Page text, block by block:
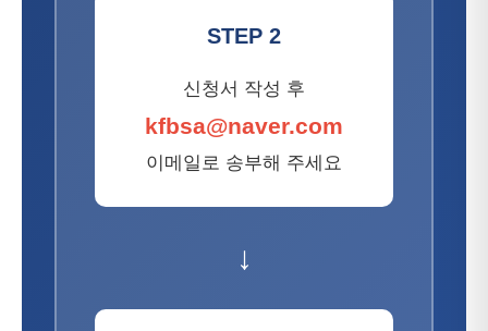
STEP 2
신청서 작성 후
kfbsa@naver.com
이메일로 송부해 주세요
↓